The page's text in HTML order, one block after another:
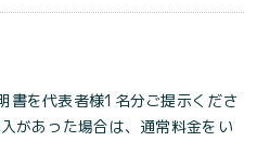
書を代表者様1名分ご提示くださ
があった場合は、通常料金をい